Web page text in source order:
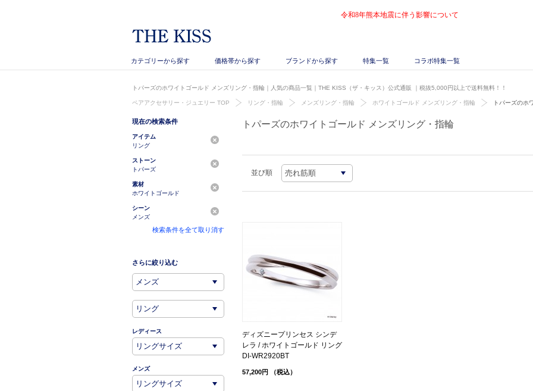
令和8年熊本地震に伴う影響について
カテゴリーから探す 価格帯から探す ブランドから探す 特集一覧 コラボ特集一覧
トパーズのホワイトゴールド メンズリング・指輪｜人気の商品一覧｜THE KISS（ザ・キッス）公式通販 ｜税抜5,000円以上で送料無料！！
ペアアクセサリー・ジュエリー TOP リング・指輪 メンズリング・指輪 ホワイトゴールド メンズリング・指輪 トパーズのホ
トパーズのホワイトゴールド メンズリング・指輪
並び順
ディズニープリンセス シンデ
レラ / ホワイトゴールド リング
DI-WR2920BT
57,200円 （税込）
現在の検索条件
アイテム
リング
ストーン
トパーズ
素材
ホワイトゴールド
シーン
メンズ
検索条件を全て取り消す
さらに絞り込む
レディース
メンズ